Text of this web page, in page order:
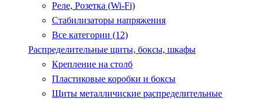
Реле, Розетка (Wi-Fi)
Стабилизаторы напряжения
Все категории (12)
Распределительные щиты, боксы, шкафы
Крепление на столб
Пластиковые коробки и боксы
Щиты металличиские распределительные